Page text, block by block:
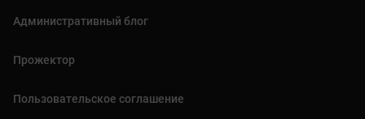
Административный блог
Прожектор
Пользовательское соглашение